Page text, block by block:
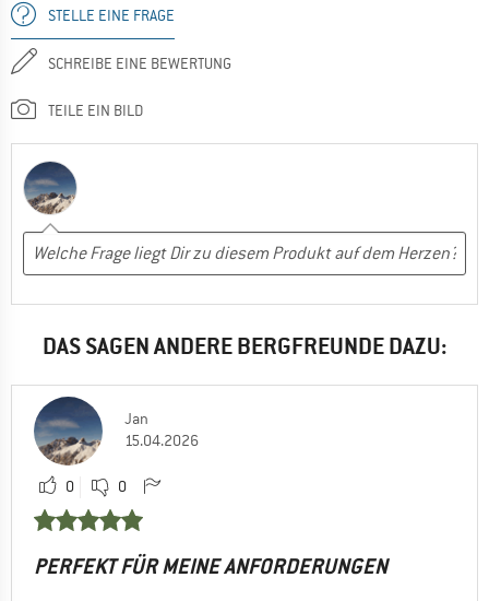
STELLE EINE FRAGE
SCHREIBE EINE BEWERTUNG
TEILE EIN BILD
DAS SAGEN ANDERE BERGFREUNDE DAZU:
Jan
15.04.2026
0 0
PERFEKT FÜR MEINE ANFORDERUNGEN